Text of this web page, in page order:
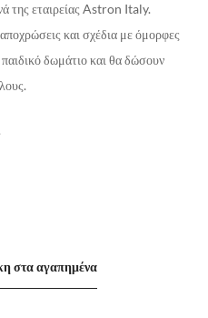
της εταιρείας Astron Italy.
και σχέδια με όμορφες
δωμάτιο και θα δώσουν
στα αγαπημένα